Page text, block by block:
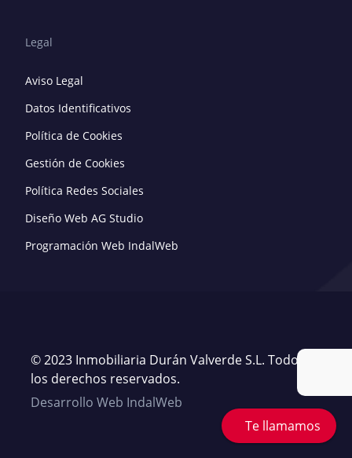
Legal
Aviso Legal
Datos Identificativos
Política de Cookies
Gestión de Cookies
Política Redes Sociales
Diseño Web AG Studio
Programación Web IndalWeb
© 2023 Inmobiliaria Durán Valverde S.L. Todos
los derechos reservados.
Desarrollo Web IndalWeb
Te llamamos